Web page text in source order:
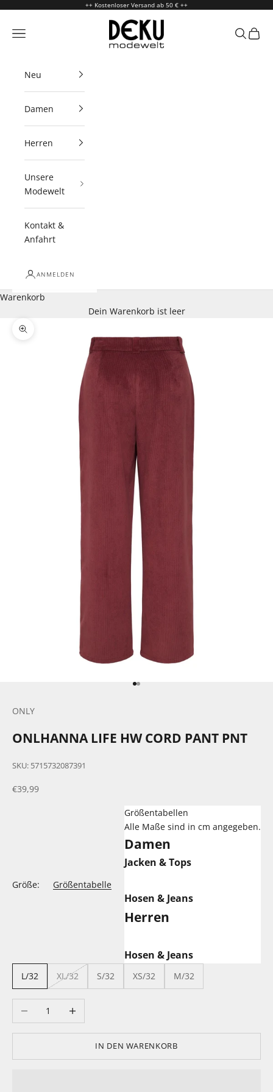
++ Kostenloser Versand ab 50 € ++
Deku Modewelt
Menü Suchen
Neu
Damen
Herren
Unsere
Modewelt
Kontakt &
Anfahrt
ANMELDEN
Warenkorb
Dein Warenkorb ist leer
Bild vergrößern
Gehe zu Element 1
Gehe zu Element 2
ONLY
ONLHANNA LIFE HW CORD PANT PNT
SKU: 5715732087391
Angebot
€39,99
Größe: Größentabelle
Größentabellen
Alle Maße sind in cm angegeben.
Damen
Jacken & Tops
Hosen & Jeans
Herren
Hosen & Jeans
L/32 XL/32 S/32 XS/32 M/32
Anzahl verringernAnzahl erhöhen
IN DEN WARENKORB